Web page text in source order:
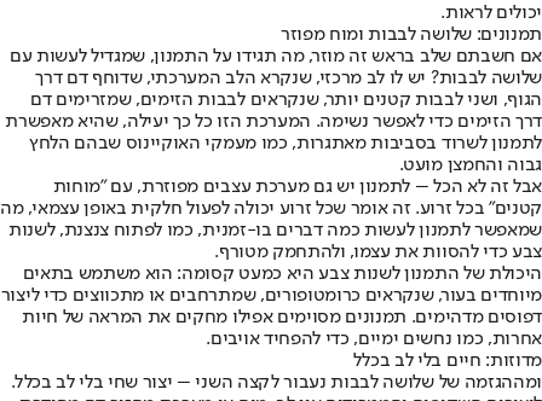
יכולים לראות.
תמנונים: שלושה לבבות ומוח מפוזר
אם חשבתם שלב בראש זה מוזר, מה תגידו על התמנון, שמגדיל לעשות עם
שלושה לבבות? יש לו לב מרכזי, שנקרא הלב המערכתי, שדוחף דם דרך
הגוף, ושני לבבות קטנים יותר, שנקראים לבבות הזימים, שמזרימים דם
דרך הזימים כדי לאפשר נשימה. המערכת הזו כל כך יעילה, שהיא מאפשרת
לתמנון לשרוד בסביבות מאתגרות, כמו מעמקי האוקיינוס שבהם הלחץ
גבוה והחמצן מועט.
אבל זה לא הכל – לתמנון יש גם מערכת עצבים מפוזרת, עם "מוחות
קטנים" בכל זרוע. זה אומר שכל זרוע יכולה לפעול חלקית באופן עצמאי, מה
שמאפשר לתמנון לעשות כמה דברים בו-זמנית, כמו לפתוח צנצנת, לשנות
צבע כדי להסוות את עצמו, ולהתחמק מטורף.
היכולת של התמנון לשנות צבע היא כמעט קסומה: הוא משתמש בתאים
מיוחדים בעור, שנקראים כרומטופורים, שמתרחבים או מתכווצים כדי ליצור
דפוסים מדהימים. תמנונים מסוימים אפילו מחקים את המראה של חיות
אחרות, כמו נחשים ימיים, כדי להפחיד אויבים.
מדוזות: חיים בלי לב בכלל
ומההגזמה של שלושה לבבות נעבור לקצה השני – יצור שחי בלי לב בכלל.